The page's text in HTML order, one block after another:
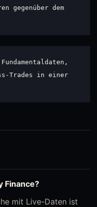
gegenüber dem
Trades in einer
Finance?
mit Live-Daten ist